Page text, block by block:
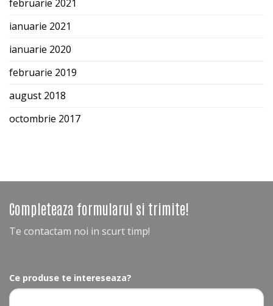
februarie 2021
ianuarie 2021
ianuarie 2020
februarie 2019
august 2018
octombrie 2017
Completeaza formularul si trimite!
Te contactam noi in scurt timp!
Ce produse te intereseaza?